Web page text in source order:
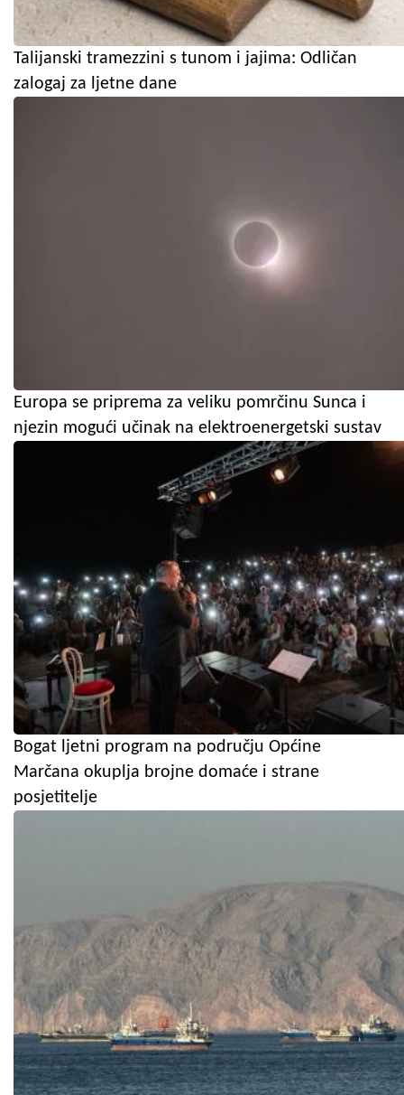
Talijanski tramezzini s tunom i jajima: Odličan
zalogaj za ljetne dane
Europa se priprema za veliku pomrčinu Sunca i
njezin mogući učinak na elektroenergetski sustav
Bogat ljetni program na području Općine
Marčana okuplja brojne domaće i strane
posjetitelje